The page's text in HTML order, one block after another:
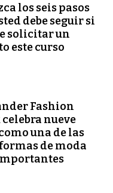
los seis pasos
debe seguir si
solicitar un
este curso
Fashion
celebra nueve
una de las
de moda